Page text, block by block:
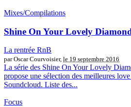
Mixes/Compilations
Shine On Your Lovely
La rentrée RnB
par Oscar Courvoisier, le 19 septembre 2016
La série des Shine On Your Lovely
propose une sélection des meilleures
Soundcloud. Liste des...
Focus